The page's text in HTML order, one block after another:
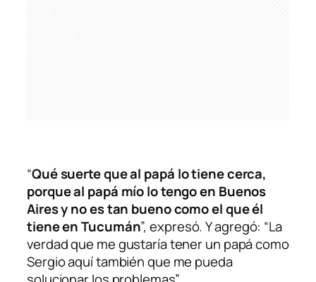
“Qué suerte que al papá lo tiene cerca,
porque al papá mío lo tengo en Buenos
Aires y no es tan bueno como el que él
tiene en Tucumán”, expresó. Y agregó: “La
verdad que me gustaría tener un papá como
Sergio aquí también que me pueda